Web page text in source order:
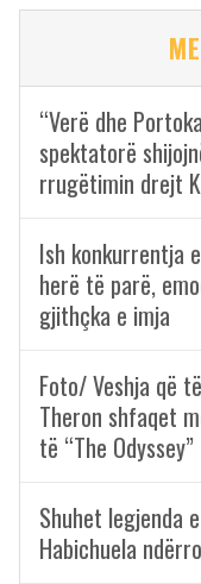
“Verë dhe
spektatorë
rrugëtimin drejt
Ish konkurrentja
herë të parë,
gjithçka e imja
Foto/ Veshja që
Theron shfaqet
të “The Odyssey”
Shuhet legjenda
Habichuela